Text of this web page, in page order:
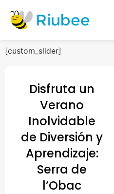
[custom_slider]
Disfruta un
Verano
Inolvidable
de Diversión y
Aprendizaje:
Serra de
l’Obac